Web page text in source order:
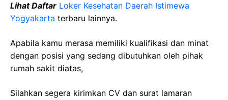
Lihat Daftar Loker Kesehatan Daerah Istimewa
Yogyakarta terbaru lainnya.
Apabila kamu merasa memiliki kualifikasi dan minat
dengan posisi yang sedang dibutuhkan oleh pihak
rumah sakit diatas,
Silahkan segera kirimkan CV dan surat lamaran